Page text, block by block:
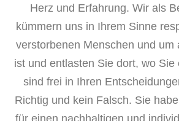
Herz und Erfahrung. Wir als
kümmern uns in Ihrem Sinne
verstorbenen Menschen und um
ist und entlasten Sie dort, wo Sie
sind frei in Ihren
Richtig und kein Falsch. Sie
für einen nachhaltigen und